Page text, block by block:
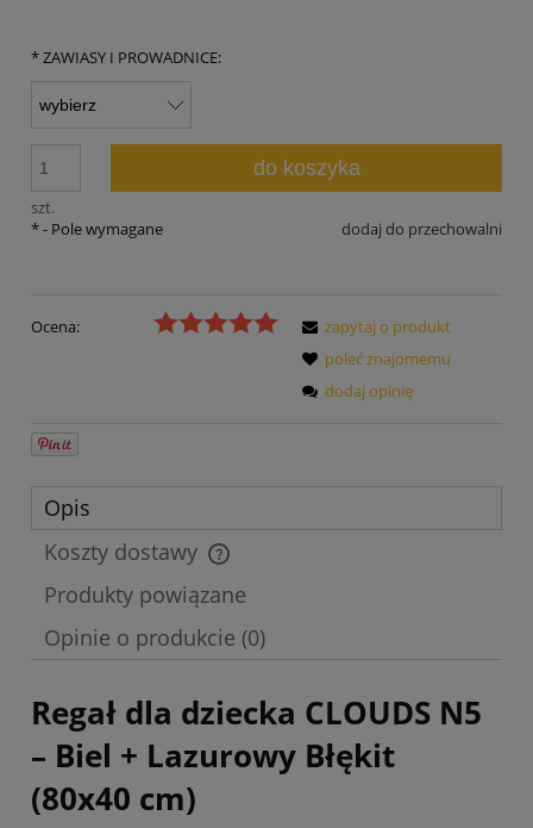
*ZAWIASY I PROWADNICE:
szt.
do koszyka
dodaj do przechowalni
*- Pole wymagane
Ocena:
zapytaj o produkt
poleć znajomemu
dodaj opinię
Opis
Koszty dostawy
Cena nie zawiera ewentualnych kosztów płatności
Produkty powiązane
Opinie o produkcie (0)
Regał dla dziecka CLOUDS N5
– Biel + Lazurowy Błękit
(80x40 cm)